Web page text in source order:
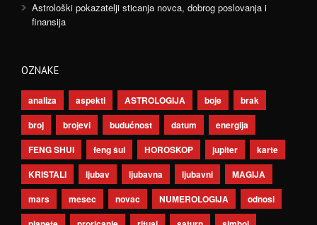
Astrološki pokazatelji sticanja novca, dobrog poslovanja i
finansija
OZNAKE
analiza aspekti ASTROLOGIJA boje
brak
broj
brojevi budućnost datum
energija
FENG SHUI
feng šui HOROSKOP jupiter
karte
KRISTALI
ljubav ljubavna ljubavni
MAGIJA
mars
mesec novac NUMEROLOGIJA
odnosi